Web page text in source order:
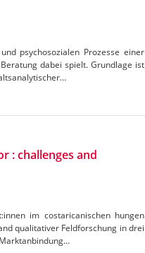
psychosozialen Prozesse einer
dabei spielt. Grundlage ist
: challenges and
im costaricanischen hungen
qualitativer Feldforschung in drei